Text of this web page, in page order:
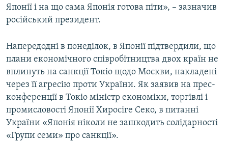
Японії і на що сама Японія готова піти», – зазначив
російський президент.
Напередодні в понеділок, в Японії підтвердили, що
плани економічного співробітництва двох країн не
вплинуть на санкції Токіо щодо Москви, накладені
через її агресію проти України. Як заявив на прес-
конференції в Токіо міністр економіки, торгівлі і
промисловості Японії Хиросіге Секо, в питанні
України «Японія ніколи не зашкодить солідарності
«Групи семи» про санкції».